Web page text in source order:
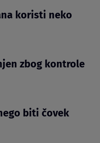
koristi neko
zbog kontrole
biti čovek